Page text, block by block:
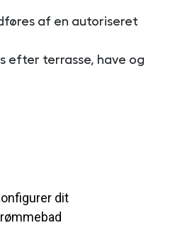
af en autoriseret
efter terrasse, have og
dit